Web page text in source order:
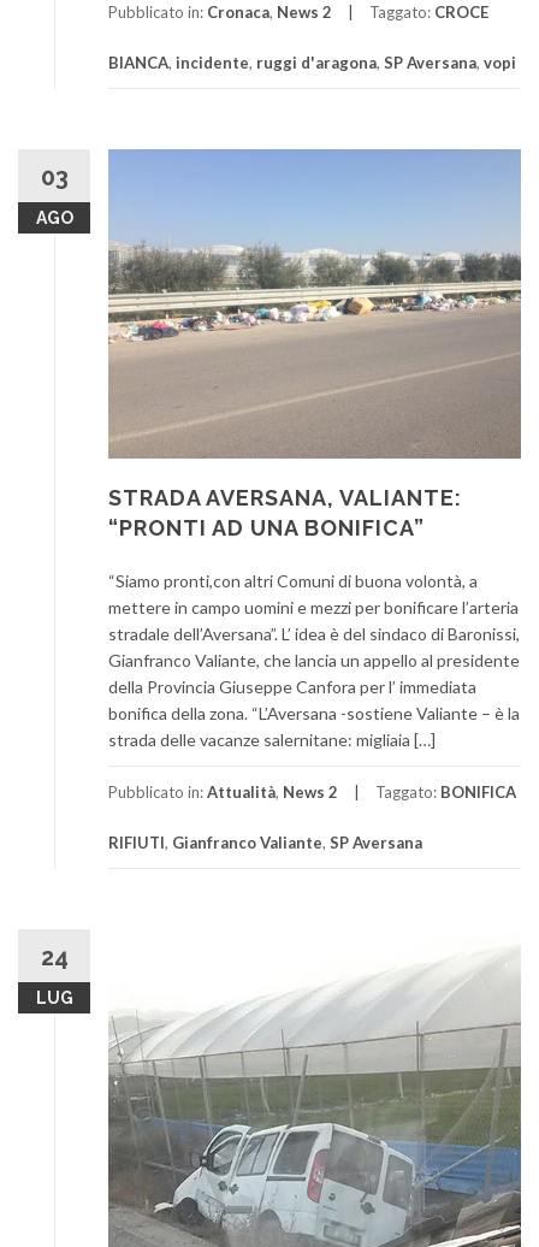
Pubblicato in: Cronaca, News 2 Taggato: CROCE
BIANCA, incidente, ruggi d'aragona, SP Aversana, vopi
03
AGO
STRADA AVERSANA, VALIANTE:
“PRONTI AD UNA BONIFICA”
“Siamo pronti,con altri Comuni di buona volontà, a
mettere in campo uomini e mezzi per bonificare l’arteria
stradale dell’Aversana”. L’ idea è del sindaco di Baronissi,
Gianfranco Valiante, che lancia un appello al presidente
della Provincia Giuseppe Canfora per l’ immediata
bonifica della zona. “L’Aversana -sostiene Valiante – è la
strada delle vacanze salernitane: migliaia […]
Pubblicato in:Attualità, News 2 Taggato: BONIFICA
RIFIUTI, Gianfranco Valiante, SP Aversana
24
LUG